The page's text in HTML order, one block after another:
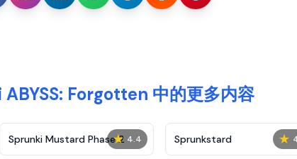
Forgotten 中的更多内容
★ 4.4
Sprunki Mustard Phase 2 ★
Sprunkstard